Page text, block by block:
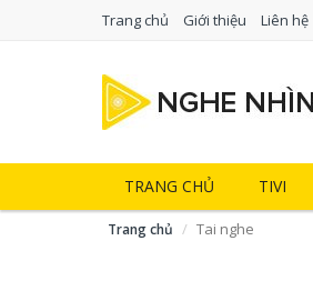
Trang chủ Giới thiệu Liên hệ
TRANG CHỦ TIVI
Trang chủ Tai nghe